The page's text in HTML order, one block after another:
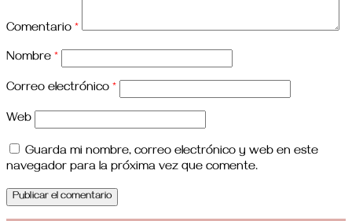
Comentario *
Nombre *
Correo electrónico *
Web
Guarda mi nombre, correo electrónico y web en este
navegador para la próxima vez que comente.